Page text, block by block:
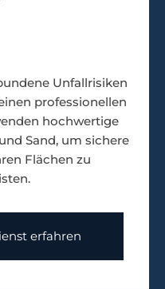
Unfallrisiken
professionellen
hochwertige
Sand, um sichere
Flächen zu
erfahren